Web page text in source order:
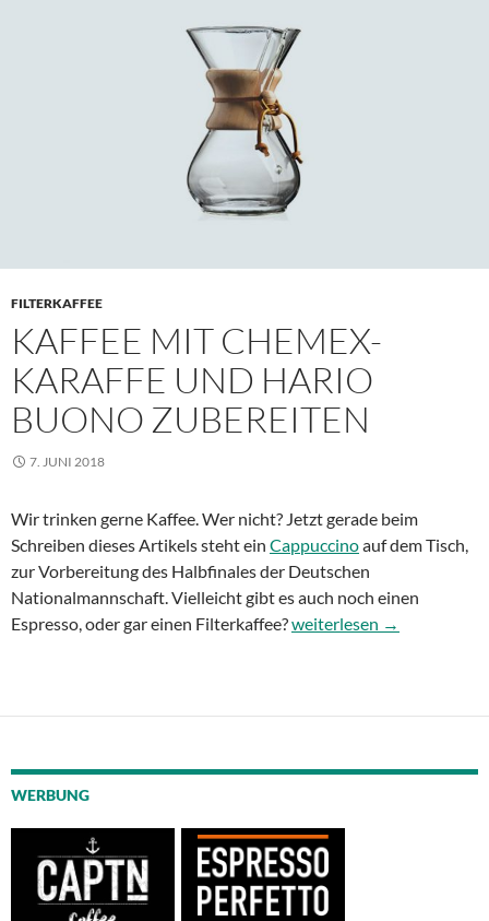
FILTERKAFFEE
KAFFEE MIT CHEMEX-
KARAFFE UND HARIO
BUONO ZUBEREITEN
7. JUNI 2018
Wir trinken gerne Kaffee. Wer nicht? Jetzt gerade beim
Schreiben dieses Artikels steht ein Cappuccinoauf dem Tisch,
zur Vorbereitung des Halbfinales der Deutschen
Nationalmannschaft. Vielleicht gibt es auch noch einen
Espresso, oder gar einen Filterkaffee?Kaffee mit Chemex-
weiterlesen →
WERBUNG